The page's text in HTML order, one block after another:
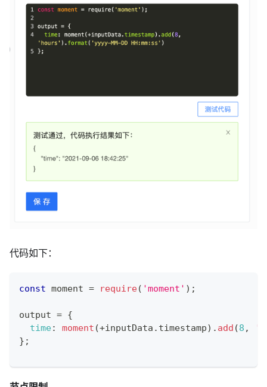
代码如下：
const moment = require( 'moment' ) ;
output = {
time: moment (+inputData . timestamp) . add (8 ,
} ;